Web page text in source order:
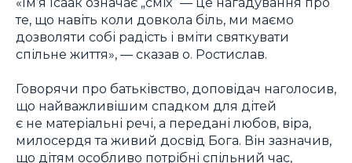
те, що навіть коли довкола біль, ми маємо
дозволяти собі радість і вміти святкувати
спільне життя», — сказав о. Ростислав.
Говорячи про батьківство, доповідач наголосив,
що найважливішим спадком для дітей
є не матеріальні речі, а передані любов, віра,
милосердя та живий досвід Бога. Він зазначив,
що дітям особливо потрібні спільний час,